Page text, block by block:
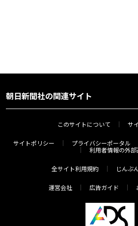
朝日新聞社の関連サイト
このサイトについて サ
サイトポリシー プライバシーポータル
利用者情報の外部
全サイト利用規約 じんぶ
運営会社 広告ガイド